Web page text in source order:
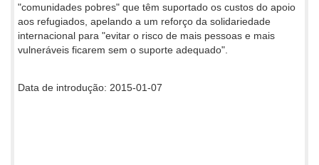
"comunidades pobres" que têm suportado os custos do apoio
aos refugiados, apelando a um reforço da solidariedade
internacional para "evitar o risco de mais pessoas e mais
vulneráveis ficarem sem o suporte adequado".
Data de introdução: 2015-01-07